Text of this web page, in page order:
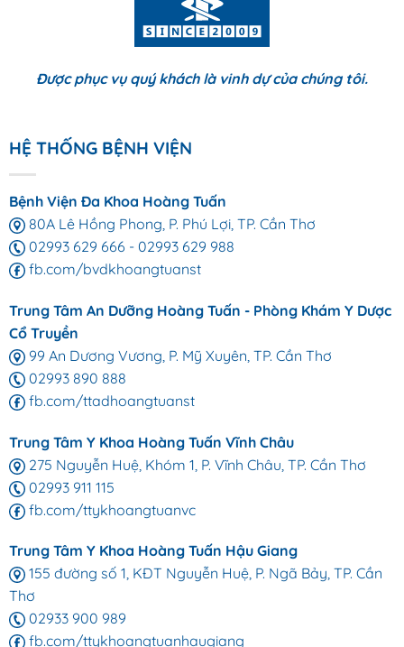
Được phục vụ quý khách là vinh dự của chúng tôi.
HỆ THỐNG BỆNH VIỆN
Bệnh Viện Đa Khoa Hoàng Tuấn
80A Lê Hồng Phong, P. Phú Lợi, TP. Cần Thơ
02993 629 666 - 02993 629 988
fb.com/bvdkhoangtuanst
Trung Tâm An Dưỡng Hoàng Tuấn - Phòng Khám Y Dược
Cổ Truyền
99 An Dương Vương, P. Mỹ Xuyên, TP. Cần Thơ
02993 890 888
fb.com/ttadhoangtuanst
Trung Tâm Y Khoa Hoàng Tuấn Vĩnh Châu
275 Nguyễn Huệ, Khóm 1, P. Vĩnh Châu, TP. Cần Thơ
02993 911 115
fb.com/ttykhoangtuanvc
Trung Tâm Y Khoa Hoàng Tuấn Hậu Giang
155 đường số 1, KĐT Nguyễn Huệ, P. Ngã Bảy, TP. Cần
Thơ
02933 900 989
fb.com/ttykhoangtuanhaugiang